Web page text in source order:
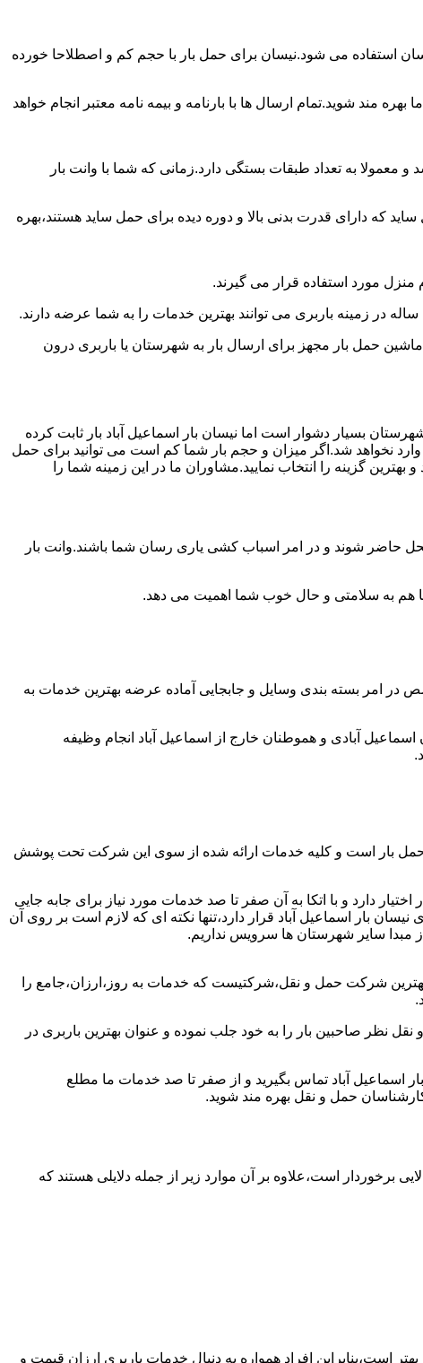
اسماعیل آباد بار همه روزه انجام می شود.برای حمل و جابجایی بار با تناژ زیر 2 تن معمولا از نیسان استفاده می شود.نیسان برای حمل بار با حجم کم و اصطلاحا خورده
مند شوید.تمام ارسال ها با بارنامه و بیمه نامه معتبر انجام خواهد
به تعداد طبقات بستگی دارد.زمانی که شما با وانت بار
دارای قدرت بدنی بالا و دوره دیده برای حمل ساید هستند،بهره
منزل مورد استفاده قرار می گیرند.
در زمینه باربری می توانند بهترین خدمات را به شما عرضه دارند.
حمل بار مجهز برای ارسال بار به شهرستان یا باربری درون
بسیار دشوار است اما نیسان بار اسماعیل آباد بار ثابت کرده
نخواهد شد.اگر میزان و حجم بار شما کم است می توانید برای حمل
گزینه را انتخاب نمایید.مشاوران ما در این زمینه شما را
حاضر شوند و در امر اسباب کشی یاری رسان شما باشند.وانت بار
هم به سلامتی و حال خوب شما اهمیت می دهد.
در امر بسته بندی وسایل و جابجایی آماده عرضه بهترین خدمات به
آبادی و هموطنان خارج از اسماعیل آباد انجام وظیفه
حمل بار است و کلیه خدمات ارائه شده از سوی این شرکت تحت پوشش
دارد و با اتکا به آن صفر تا صد خدمات مورد نیاز برای جابه جایی
بار اسماعیل آباد قرار دارد،تنها نکته ای که لازم است بر روی آن
مبدا سایر شهرستان ها سرویس نداریم.
شرکت حمل و نقل،شرکتیست که خدمات به روز،ارزان،جامع را
نظر صاحبین بار را به خود جلب نموده و عنوان بهترین باربری در
بار اسماعیل آباد تماس بگیرید و از صفر تا صد خدمات ما مطلع
حمل و نقل بهره مند شوید.
برخوردار است،علاوه بر آن موارد زیر از جمله دلایلی هستند که
است،بنابراین افراد همواره به دنبال خدمات باربری ارزان قیمت و